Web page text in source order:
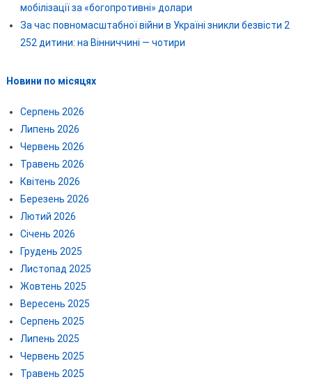
мобілізації за «богопротивні» долари
За час повномасштабної війни в Україні зникли безвісти 2
252 дитини: на Вінниччині — чотири
Новини по місяцях
Серпень 2026
Липень 2026
Червень 2026
Травень 2026
Квітень 2026
Березень 2026
Лютий 2026
Січень 2026
Грудень 2025
Листопад 2025
Жовтень 2025
Вересень 2025
Серпень 2025
Липень 2025
Червень 2025
Травень 2025